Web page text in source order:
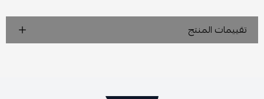
تقييمات المنتج